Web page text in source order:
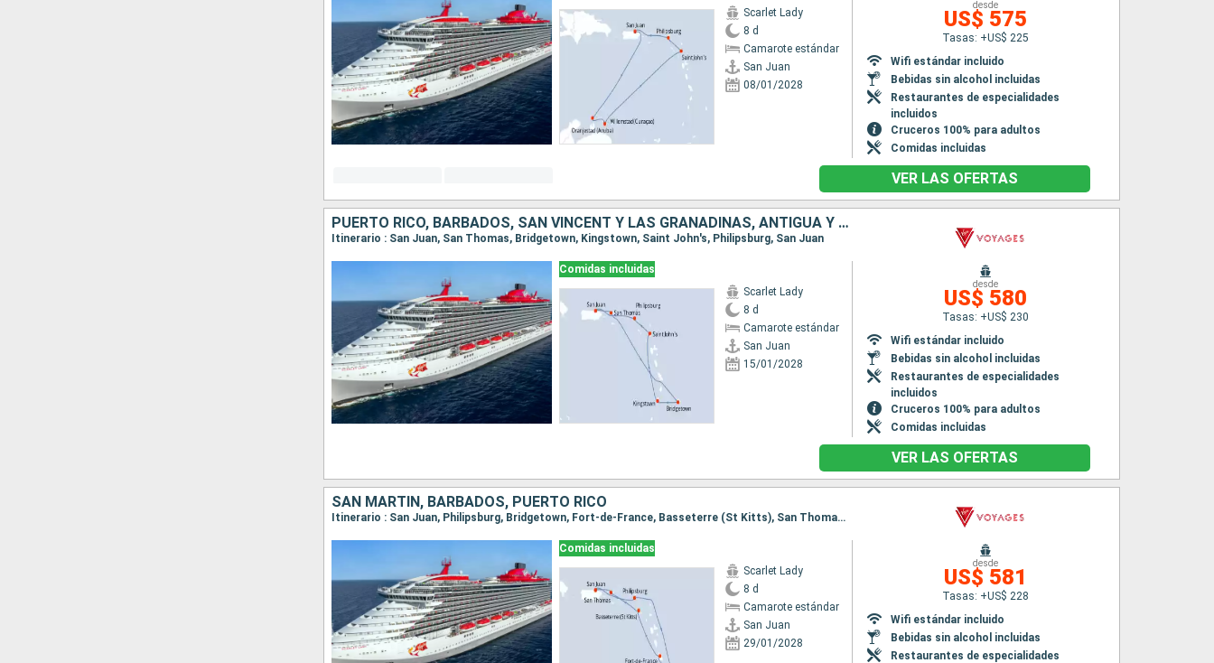
Scarlet Lady
8 d
Camarote estándar
San Juan
08/01/2028
desde
US$ 575
Tasas: +US$ 225
Wifi estándar incluido
Bebidas sin alcohol incluidas
Restaurantes de especialidades
incluidos
Cruceros 100% para adultos
Comidas incluidas
VER LAS OFERTAS
PUERTO RICO, BARBADOS, SAN VINCENT Y LAS GRANADINAS, ANTIGUA Y BARBUDA, SAN MARTÍN
Itinerario : San Juan, San Thomas, Bridgetown, Kingstown, Saint John's, Philipsburg, San Juan
Comidas incluidas
Scarlet Lady
8 d
Camarote estándar
San Juan
15/01/2028
desde
US$ 580
Tasas: +US$ 230
Wifi estándar incluido
Bebidas sin alcohol incluidas
Restaurantes de especialidades
incluidos
Cruceros 100% para adultos
Comidas incluidas
VER LAS OFERTAS
SAN MARTÍN, BARBADOS, PUERTO RICO
Itinerario : San Juan, Philipsburg, Bridgetown, Fort-de-France, Basseterre (St Kitts), San Thomas, San Juan
Comidas incluidas
Scarlet Lady
8 d
Camarote estándar
San Juan
29/01/2028
desde
US$ 581
Tasas: +US$ 228
Wifi estándar incluido
Bebidas sin alcohol incluidas
Restaurantes de especialidades